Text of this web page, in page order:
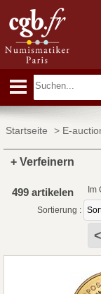
Startseite > E-
+ Verfeinern
499 artikelen Im
Sortierung :